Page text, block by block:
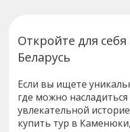
Откройте для
Беларусь
Если вы ищете
где можно
увлекательной
купить тур в